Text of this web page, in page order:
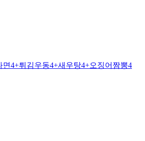
4+튀김우동4+새우탕4+오징어짬뽕4